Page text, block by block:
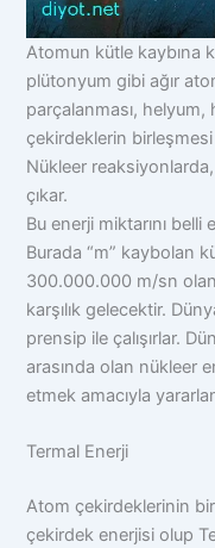
Atomun kütle kaybına
plütonyum gibi ağır
parçalanması,
çekirdeklerin birleşmesi
Nükleer
çıkar.
Bu enerji miktarını
Burada “m” kaybolan
300.000.000 m/sn
karşılık gelecektir.
prensip ile çalışırlar.
arasında olan nükleer
etmek amacıyla
Termal Enerji
Atom çekirdeklerinin
çekirdek enerjisi olup